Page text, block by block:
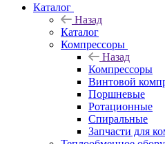
Каталог
Назад
Каталог
Компрессоры
Назад
Компрессоры
Винтовой
Поршневые
Ротационные
Спиральные
Запчасти для